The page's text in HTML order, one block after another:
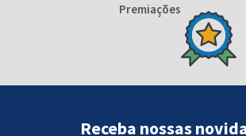
Premiações
Receba nossas